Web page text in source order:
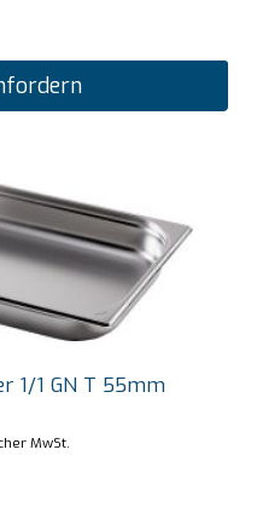
1/1 GN T 55mm
MwSt.